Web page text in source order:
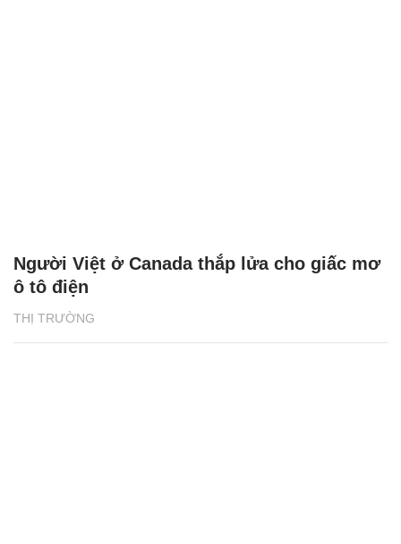
THỊ TRƯỜNG
Người Việt ở Canada thắp lửa cho giấc mơ
ô tô điện